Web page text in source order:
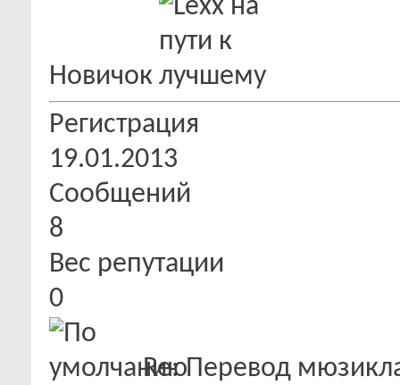
Новичок
Регистрация
19.01.2013
Сообщений
8
Вес репутации
0
Re: Перевод